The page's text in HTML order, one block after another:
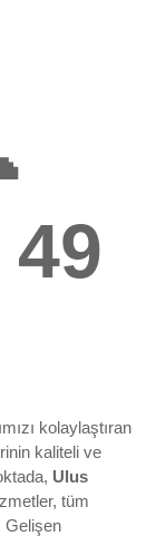
kolaylaştıran
kaliteli ve
Ulus
tüm
Gelişen